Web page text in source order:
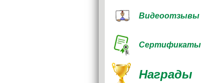
Видеоотзывы
Сертификаты
Награды